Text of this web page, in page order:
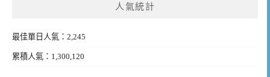
人氣統計
最佳單日人氣：2,245
累積人氣：1,300,120